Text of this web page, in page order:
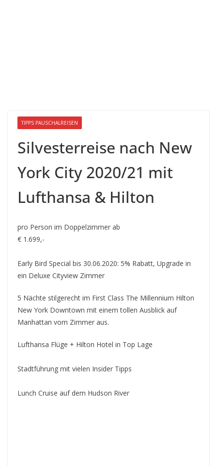
TIPPS PAUSCHALREISEN
Silvesterreise nach New
York City 2020/21 mit
Lufthansa & Hilton
pro Person im Doppelzimmer ab
€ 1.699,-
Early Bird Special bis 30.06.2020: 5% Rabatt, Upgrade in
ein Deluxe Cityview Zimmer
5 Nächte stilgerecht im First Class The Millennium Hilton
New York Downtown mit einem tollen Ausblick auf
Manhattan vom Zimmer aus.
Lufthansa Flüge + Hilton Hotel in Top Lage
Stadtführung mit vielen Insider Tipps
Lunch Cruise auf dem Hudson River